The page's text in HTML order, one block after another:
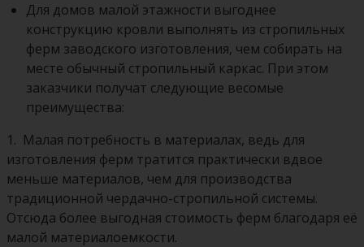
Для домов малой этажности выгоднее
конструкцию кровли выполнять из стропильных
ферм заводского изготовления, чем собирать на
месте обычный стропильный каркас. При этом
заказчики получат следующие весомые
преимущества:
1. Малая потребность в материалах, ведь для
изготовления ферм тратится практически вдвое
меньше материалов, чем для производства
традиционной чердачно-стропильной системы.
Отсюда более выгодная стоимость ферм благодаря её
малой материалоемкости.